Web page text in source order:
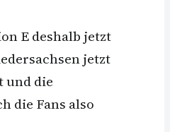
E deshalb jetzt
jetzt
und die
die Fans also